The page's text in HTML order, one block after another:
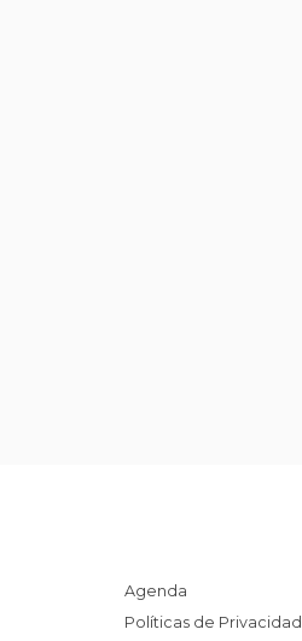
Agenda
Políticas de Privacidad